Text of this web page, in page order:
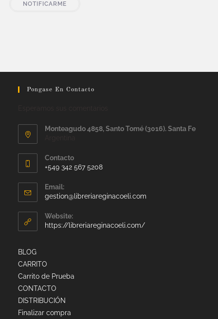
NOTIFICARME
Pongase En Contacto
Monteagudo 4858, Santo Tomé (3016). Santa Fe
Contacto
+549 342 567 5208
Email:
gestion@libreriareginacoeli.com
Website:
https://libreriareginacoeli.com/
BLOG
CARRITO
Carrito de Prueba
CONTACTO
DISTRIBUCIÓN
Finalizar compra